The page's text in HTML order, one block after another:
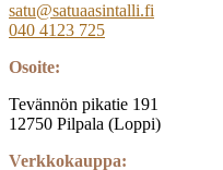
satu@satuaasintalli.fi
040 4123 725
Osoite:
Tevännön pikatie 191
12750 Pilpala (Loppi)
Verkkokauppa: